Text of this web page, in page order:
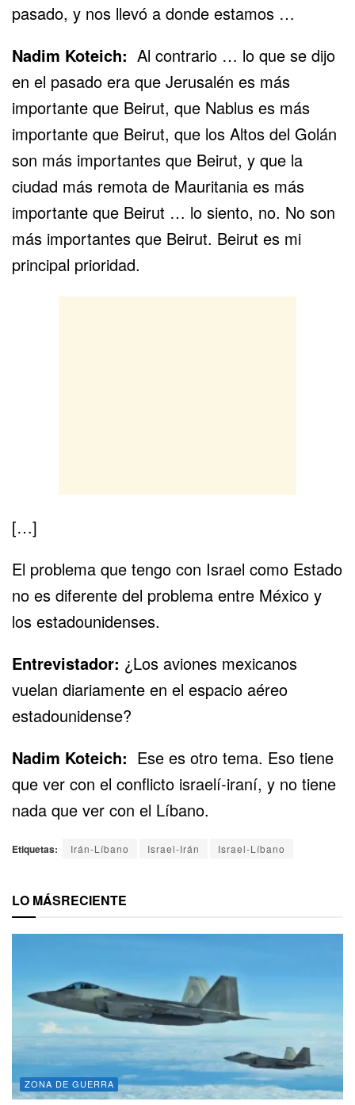
pasado, y nos llevó a donde estamos …
Nadim Koteich: Al contrario … lo que se dijo
en el pasado era que Jerusalén es más
importante que Beirut, que Nablus es más
importante que Beirut, que los Altos del Golán
son más importantes que Beirut, y que la
ciudad más remota de Mauritania es más
importante que Beirut … lo siento, no. No son
más importantes que Beirut. Beirut es mi
principal prioridad.
[…]
El problema que tengo con Israel como Estado
no es diferente del problema entre México y
los estadounidenses.
Entrevistador: ¿Los aviones mexicanos
vuelan diariamente en el espacio aéreo
estadounidense?
Nadim Koteich: Ese es otro tema. Eso tiene
que ver con el conflicto israelí-iraní, y no tiene
nada que ver con el Líbano.
Etiquetas: Irán-Líbano Israel-Irán Israel-Líbano
LO MÁSRECIENTE
ZONA DE GUERRA